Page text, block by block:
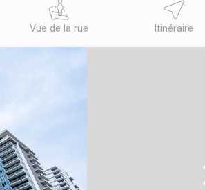
Vue de la rue Itinéraire